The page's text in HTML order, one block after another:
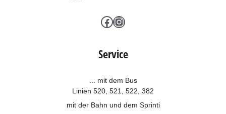
Facebook
Instagram
Service
... mit dem Bus
Linien 520, 521, 522, 382
mit der Bahn und dem Sprinti